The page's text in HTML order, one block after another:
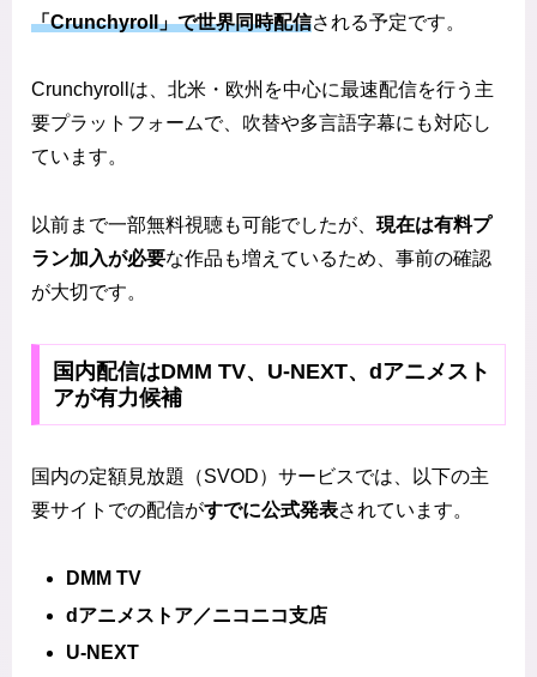
「Crunchyroll」で世界同時配信される予定です。
Crunchyrollは、北米・欧州を中心に最速配信を行う主
要プラットフォームで、吹替や多言語字幕にも対応し
ています。
以前まで一部無料視聴も可能でしたが、 現在は有料プ
ラン加入が必要な作品も増えているため、事前の確認
が大切です。
国内配信はDMM TV、U-NEXT、dアニメスト
アが有力候補
国内の定額見放題（SVOD）サービスでは、以下の主
要サイトでの配信がすでに公式発表されています。
DMM TV
dアニメストア／ニコニコ支店
U-NEXT